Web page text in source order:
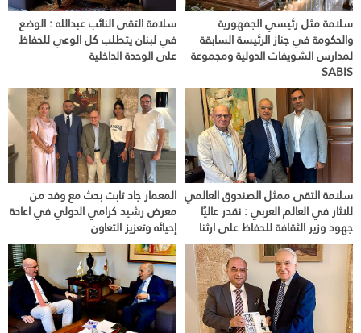
سلامة مثل رئيسي الجمهورية
والحكومة في جناز الرئيسة السابقة
لمدارس الشويفات الدولية ومجموعة
SABIS
سلامة التقى النائب عبدالله : الوضع
في لبنان يتطلب كل الوعي للحفاظ
على الوحدة الداخلية
سلامة التقى ممثل الصندوق العالمي
للاثار في العالم العربي : نقدر عاليًا
جهود وزير الثقافة للحفاظ على ارثنا
المعمار جاد تابت بحث مع وفد من
معرض رشيد كرامي الدولي في اعادة
إحيائه وتعزيز التعاون